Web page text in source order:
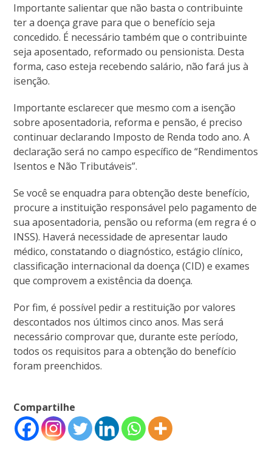
Importante salientar que não basta o contribuinte
ter a doença grave para que o benefício seja
concedido. É necessário também que o contribuinte
seja aposentado, reformado ou pensionista. Desta
forma, caso esteja recebendo salário, não fará jus à
isenção.
Importante esclarecer que mesmo com a isenção
sobre aposentadoria, reforma e pensão, é preciso
continuar declarando Imposto de Renda todo ano. A
declaração será no campo específico de “Rendimentos
Isentos e Não Tributáveis”.
Se você se enquadra para obtenção deste benefício,
procure a instituição responsável pelo pagamento de
sua aposentadoria, pensão ou reforma (em regra é o
INSS). Haverá necessidade de apresentar laudo
médico, constatando o diagnóstico, estágio clínico,
classificação internacional da doença (CID) e exames
que comprovem a existência da doença.
Por fim, é possível pedir a restituição por valores
descontados nos últimos cinco anos. Mas será
necessário comprovar que, durante este período,
todos os requisitos para a obtenção do benefício
foram preenchidos.
Compartilhe